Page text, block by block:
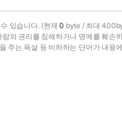
있습니다. (현재0 byte / 최대
의 권리를 침해하거나 명예를 훼손
주는 욕설 등 비하하는 단어가 내용